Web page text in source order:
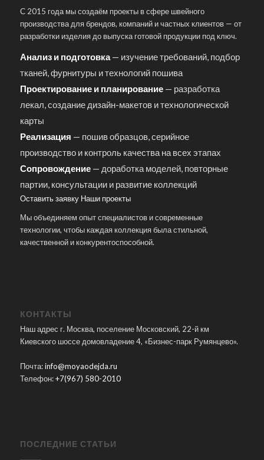
С 2015 года мы создаём проекты в сфере швейного
производства для брендов, компаний и частных клиентов — от
разработки изделия до выпуска готовой продукции под ключ.
Анализ и подготовка— изучение требований, подбор
тканей, фурнитуры и технологий пошива
Проектирование и планирование— разработка
лекал, создание дизайн-макетов и технологической
карты
Реализация — пошив образцов, серийное
производство и контроль качества на всех этапах
Сопровождение— доработка моделей, повторные
партии, консультации и развитие коллекций
Оставить заявку Наши проекты
Мы объединяем опыт специалистов и современные
технологии, чтобы каждая коллекция была стильной,
качественной и конкурентоспособной.
КОНТАКТЫ
Наш адрес г. Москва, поселение Московский, 22-й км
Киевского шоссе домовладение 4, «Бизнес-парк Румянцево».
Почта:info@moyaodejda.ru
Телефон:+7(967) 580-2010
ПОСЛЕДНИЕ СТАТЬИ